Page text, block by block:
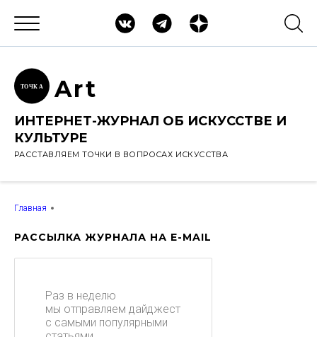
ТОЧК А Art
ИНТЕРНЕТ-ЖУРНАЛ ОБ ИСКУССТВЕ И
КУЛЬТУРЕ
РАССТАВЛЯЕМ ТОЧКИ В ВОПРОСАХ ИСКУССТВА
Главная
РАССЫЛКА ЖУРНАЛА НА E-MAIL
Раз в неделю
мы отправляем дайджест
с самыми популярными